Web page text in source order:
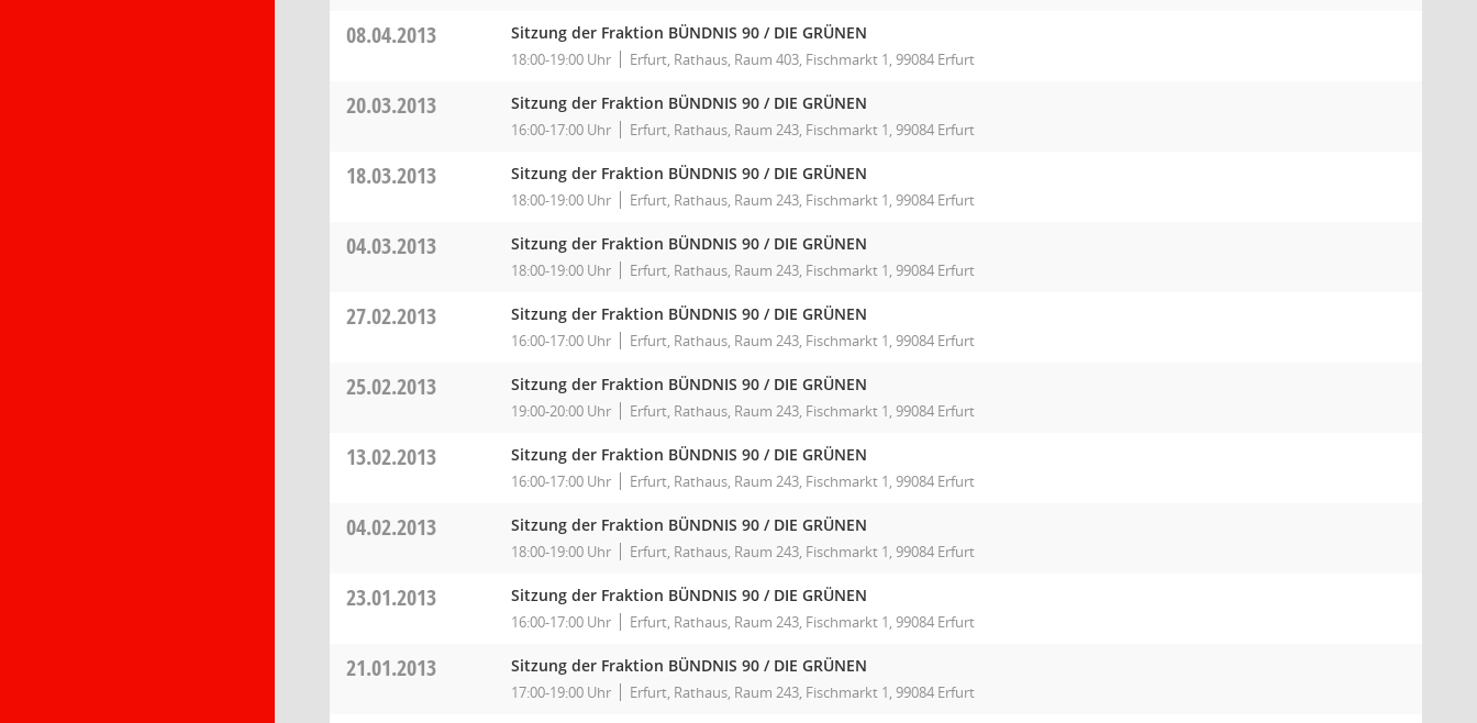
08.04.2013 Sitzung der Fraktion BÜNDNIS 90 / DIE GRÜNEN
18:00-19:00 Uhr Erfurt, Rathaus, Raum 403, Fischmarkt 1, 99084 Erfurt
20.03.2013 Sitzung der Fraktion BÜNDNIS 90 / DIE GRÜNEN
16:00-17:00 Uhr Erfurt, Rathaus, Raum 243, Fischmarkt 1, 99084 Erfurt
18.03.2013 Sitzung der Fraktion BÜNDNIS 90 / DIE GRÜNEN
18:00-19:00 Uhr Erfurt, Rathaus, Raum 243, Fischmarkt 1, 99084 Erfurt
04.03.2013 Sitzung der Fraktion BÜNDNIS 90 / DIE GRÜNEN
18:00-19:00 Uhr Erfurt, Rathaus, Raum 243, Fischmarkt 1, 99084 Erfurt
27.02.2013 Sitzung der Fraktion BÜNDNIS 90 / DIE GRÜNEN
16:00-17:00 Uhr Erfurt, Rathaus, Raum 243, Fischmarkt 1, 99084 Erfurt
25.02.2013 Sitzung der Fraktion BÜNDNIS 90 / DIE GRÜNEN
19:00-20:00 Uhr Erfurt, Rathaus, Raum 243, Fischmarkt 1, 99084 Erfurt
13.02.2013 Sitzung der Fraktion BÜNDNIS 90 / DIE GRÜNEN
16:00-17:00 Uhr Erfurt, Rathaus, Raum 243, Fischmarkt 1, 99084 Erfurt
04.02.2013 Sitzung der Fraktion BÜNDNIS 90 / DIE GRÜNEN
18:00-19:00 Uhr Erfurt, Rathaus, Raum 243, Fischmarkt 1, 99084 Erfurt
23.01.2013 Sitzung der Fraktion BÜNDNIS 90 / DIE GRÜNEN
16:00-17:00 Uhr Erfurt, Rathaus, Raum 243, Fischmarkt 1, 99084 Erfurt
21.01.2013 Sitzung der Fraktion BÜNDNIS 90 / DIE GRÜNEN
17:00-19:00 Uhr Erfurt, Rathaus, Raum 243, Fischmarkt 1, 99084 Erfurt